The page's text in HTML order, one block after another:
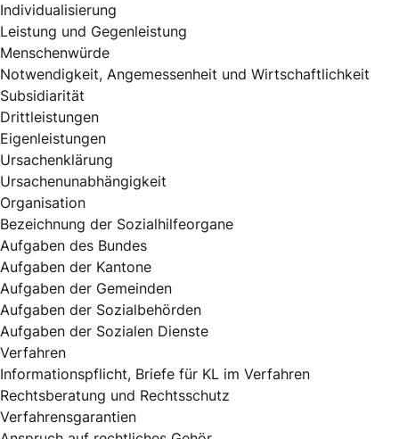
Individualisierung
Leistung und Gegenleistung
Menschenwürde
Notwendigkeit, Angemessenheit und Wirtschaftlichkeit
Subsidiarität
Drittleistungen
Eigenleistungen
Ursachenklärung
Ursachenunabhängigkeit
Organisation
Bezeichnung der Sozialhilfeorgane
Aufgaben des Bundes
Aufgaben der Kantone
Aufgaben der Gemeinden
Aufgaben der Sozialbehörden
Aufgaben der Sozialen Dienste
Verfahren
Informationspflicht, Briefe für KL im Verfahren
Rechtsberatung und Rechtsschutz
Verfahrensgarantien